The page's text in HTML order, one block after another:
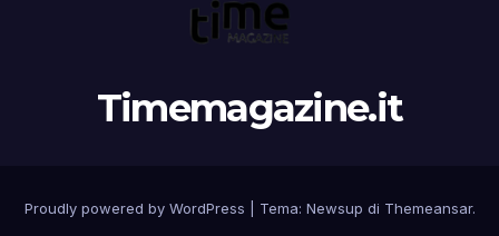
Timemagazine.it
Proudly powered by WordPress Tema: Newsup di Themeansar.